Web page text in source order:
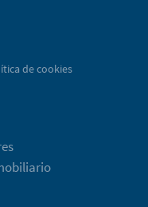
de cookies